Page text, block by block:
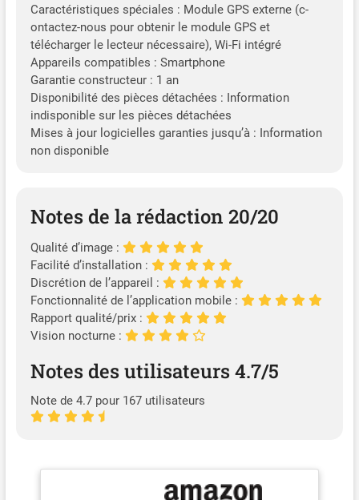
évidence les moments
importants tout en
économisant de l’espace de
stockage ; REMARQUE : un
kit de câblage est
nécessaire pour activer
cette fonction (contactez-
nous pour l’obtenir)
Enregistrement en Boucle &
de la dashcam remplace les
fichiers les plus anciens par
les plus récents, vous
garantissant de toujours
disposer des dernières
vidéos, même lorsque la
carte mémoire est pleine ;
En cas de collision, que
vous soyez en conduite ou
en stationnement, le
capteur G intégré verrouille
et protège
situation
Caractéristiques spéciales : Module GPS externe (c-
ontactez-nous pour obtenir le module GPS et
télécharger le lecteur nécessaire), Wi-Fi intégré
Appareils compatibles : Smartphone
Garantie constructeur : 1 an
Disponibilité des pièces détachées : Information
indisponible sur les pièces détachées
Mises à jour logicielles garanties jusqu’à : Information
non disponible
Notes de la rédaction 20/20
Qualité d’image :
Facilité d’installation :
Discrétion de l’appareil :
Fonctionnalité de l’application mobile :
Rapport qualité/prix :
Vision nocturne :
Notes des utilisateurs 4.7/5
Note de 4.7 pour 167 utilisateurs